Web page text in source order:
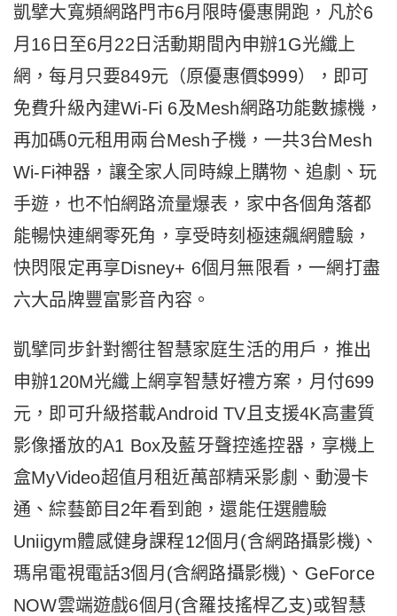
凱擘大寬頻網路門市6月限時優惠開跑，凡於6
月16日至6月22日活動期間內申辦1G光纖上
網，每月只要849元（原優惠價$999），即可
免費升級內建Wi-Fi 6及Mesh網路功能數據機，
再加碼0元租用兩台Mesh子機，一共3台Mesh
Wi-Fi神器，讓全家人同時線上購物、追劇、玩
手遊，也不怕網路流量爆表，家中各個角落都
能暢快連網零死角，享受時刻極速飆網體驗，
快閃限定再享Disney+ 6個月無限看，一網打盡
六大品牌豐富影音內容。
凱擘同步針對嚮往智慧家庭生活的用戶，推出
申辦120M光纖上網享智慧好禮方案，月付699
元，即可升級搭載Android TV且支援4K高畫質
影像播放的A1 Box及藍牙聲控遙控器，享機上
盒MyVideo超值月租近萬部精采影劇、動漫卡
通、綜藝節目2年看到飽，還能任選體驗
Uniigym體感健身課程12個月(含網路攝影機)、
瑪帛電視電話3個月(含網路攝影機)、GeForce
NOW雲端遊戲6個月(含羅技搖桿乙支)或智慧